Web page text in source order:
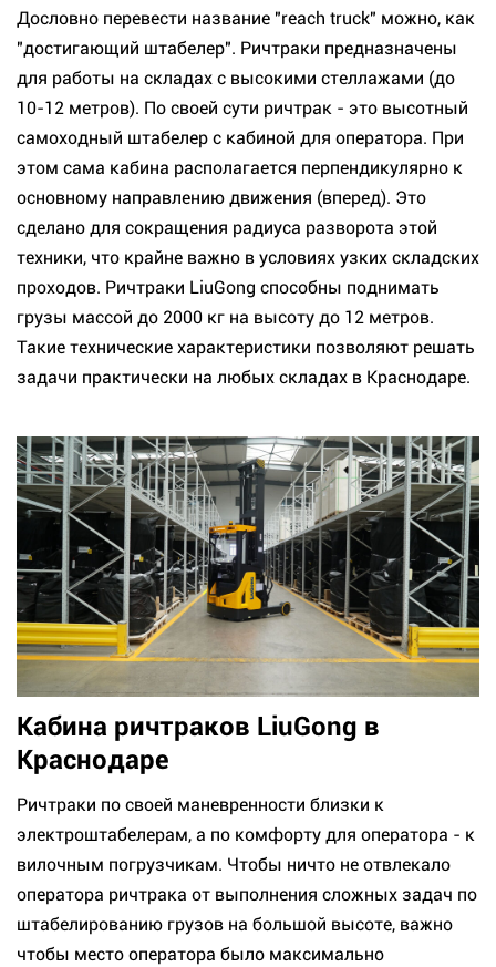
Дословно перевести название "reach truck" можно, как
"достигающий штабелер". Ричтраки предназначены
для работы на складах с высокими стеллажами (до
10-12 метров). По своей сути ричтрак - это высотный
самоходный штабелер с кабиной для оператора. При
этом сама кабина располагается перпендикулярно к
основному направлению движения (вперед). Это
сделано для сокращения радиуса разворота этой
техники, что крайне важно в условиях узких складских
проходов. Ричтраки LiuGong способны поднимать
грузы массой до 2000 кг на высоту до 12 метров.
Такие технические характеристики позволяют решать
задачи практически на любых складах в Краснодаре.
Кабина ричтраков LiuGong в
Краснодаре
Ричтраки по своей маневренности близки к
электроштабелерам, а по комфорту для оператора - к
вилочным погрузчикам. Чтобы ничто не отвлекало
оператора ричтрака от выполнения сложных задач по
штабелированию грузов на большой высоте, важно
чтобы место оператора было максимально